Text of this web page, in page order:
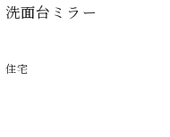
洗面台ミラー
住宅